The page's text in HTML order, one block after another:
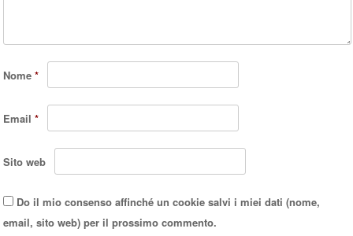
Nome*
Email*
Sito web
Do il mio consenso affinché un cookie salvi i miei dati (nome,
email, sito web) per il prossimo commento.